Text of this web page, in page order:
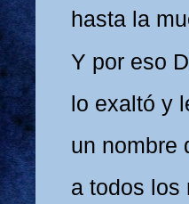
hasta la
Y por eso
lo exaltó y
un nombre
a todos los